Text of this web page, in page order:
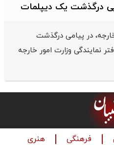
درگذشت یک دیپلمات
در پیامی درگذشت
نمایندگی وزارت امور خارجه
فرهنگی هنری